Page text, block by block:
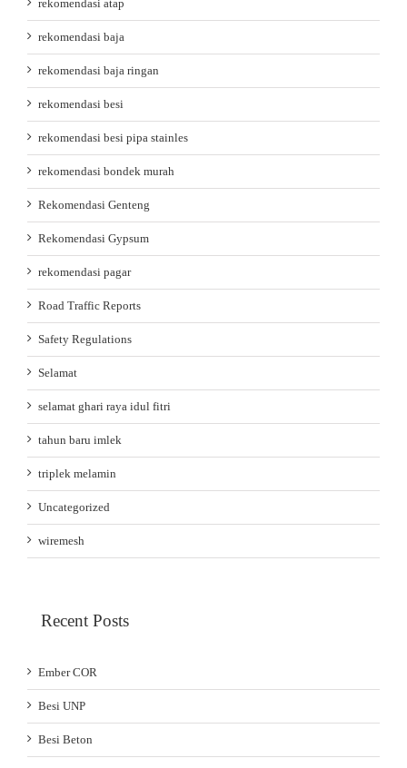
rekomendasi atap
rekomendasi baja
rekomendasi baja ringan
rekomendasi besi
rekomendasi besi pipa stainles
rekomendasi bondek murah
Rekomendasi Genteng
Rekomendasi Gypsum
rekomendasi pagar
Road Traffic Reports
Safety Regulations
Selamat
selamat ghari raya idul fitri
tahun baru imlek
triplek melamin
Uncategorized
wiremesh
Recent Posts
Ember COR
Besi UNP
Besi Beton